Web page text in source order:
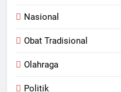
Nasional
Obat Tradisional
Olahraga
Politik